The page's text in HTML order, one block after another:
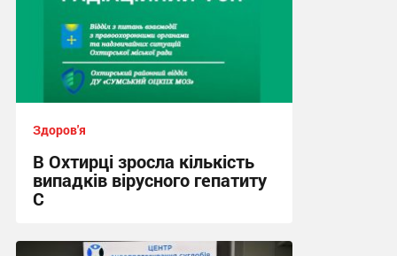
Здоров'я
В Охтирці зросла кількість
випадків вірусного гепатиту
С